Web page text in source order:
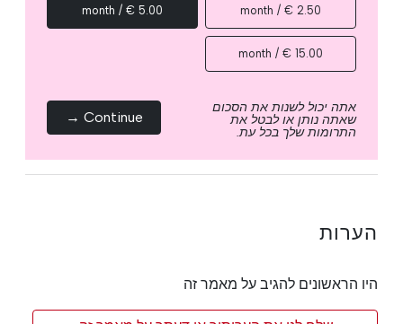
2.50 € / month
5.00 € / month
15.00 € / month
אתה יכול לשנות את הסכום
שאתה נותן או לבטל את
התרומות שלך בכל עת.
Continue →
הערות
היו הראשונים להגיב על מאמר זה